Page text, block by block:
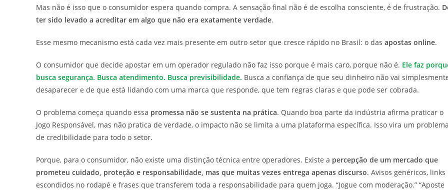
Mas não é isso que o consumidor espera quando compra. A sensação final não é de escolha consciente, é de frustração.
ter sido levado a acreditar em algo que não era exatamente verdade.
Esse mesmo mecanismo está cada vez mais presente em outro setor que cresce rápido no Brasil: o das apostas online.
O consumidor que decide apostar em um operador regulado não faz isso porque é mais caro, porque não é. Ele faz
busca segurança. Busca atendimento. Busca previsibilidade. Busca a confiança de que seu dinheiro não vai
desaparecer e de que está lidando com uma marca que responde, que tem regras claras e que pode ser cobrada.
O problema começa quando essa promessa não se sustenta na prática. Quando boa parte da indústria afirma praticar o
Jogo Responsável, mas não pratica de verdade, o impacto não se limita a uma plataforma específica. Isso vira um
de credibilidade para todo o setor.
Porque, para o consumidor, não existe uma distinção técnica entre operadores. Existe a percepção de um mercado que
prometeu cuidado, proteção e responsabilidade, mas que muitas vezes entrega apenas discurso. Avisos genéricos, links
escondidos no rodapé e frases que transferem toda a responsabilidade para quem joga. “Jogue com moderação.” “Aposte